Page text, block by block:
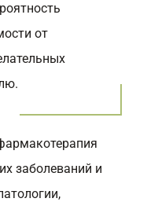
от
заболеваний и